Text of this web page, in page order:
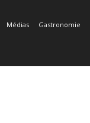
Médias Gastronomie